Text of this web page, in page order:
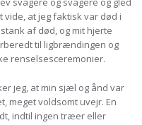
at jeg faktisk var død i
af død, og mit hjerte
til ligbrændingen og
renselsesceremonier.
jeg, at min sjæl og ånd var
meget voldsomt uvejr. En
indtil ingen træer eller